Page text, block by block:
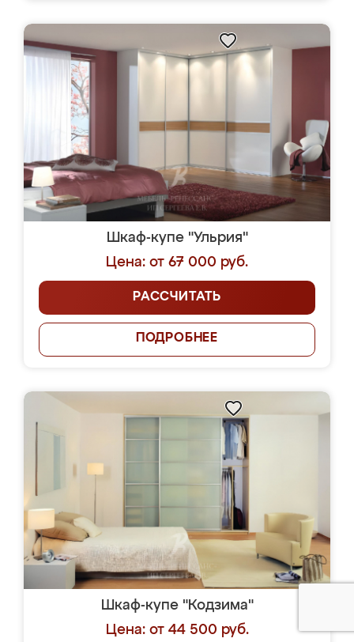
Шкаф-купе "Ульрия"
Цена: от 67 000 руб.
РАССЧИТАТЬ
ПОДРОБНЕЕ
Шкаф-купе "Кодзима"
Цена: от 44 500 руб.